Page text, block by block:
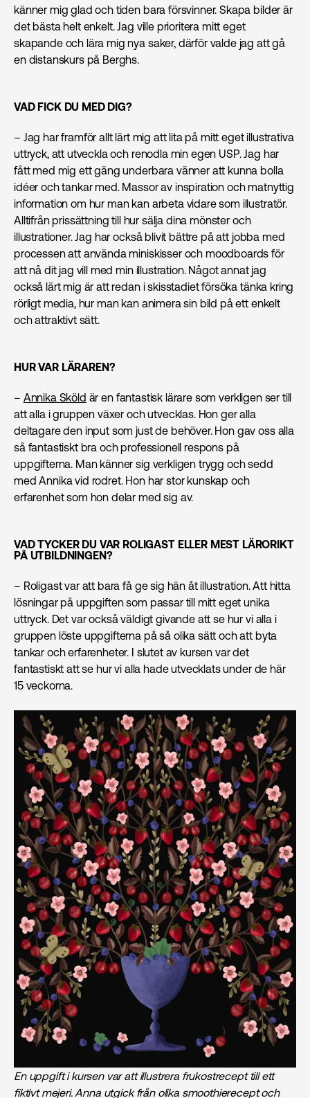
känner mig glad och tiden bara försvinner. Skapa bilder är
det bästa helt enkelt. Jag ville prioritera mitt eget
skapande och lära mig nya saker, därför valde jag att gå
en distanskurs på Berghs.
VAD FICK DU MED DIG?
– Jag har framför allt lärt mig att lita på mitt eget illustrativa
uttryck, att utveckla och renodla min egen USP. Jag har
fått med mig ett gäng underbara vänner att kunna bolla
idéer och tankar med. Massor av inspiration och matnyttig
information om hur man kan arbeta vidare som illustratör.
Alltifrån prissättning till hur sälja dina mönster och
illustrationer. Jag har också blivit bättre på att jobba med
processen att använda miniskisser och moodboards för
att nå dit jag vill med min illustration. Något annat jag
också lärt mig är att redan i skisstadiet försöka tänka kring
rörligt media, hur man kan animera sin bild på ett enkelt
och attraktivt sätt.
HUR VAR LÄRAREN?
– Annika Sköld är en fantastisk lärare som verkligen ser till
att alla i gruppen växer och utvecklas. Hon ger alla
deltagare den input som just de behöver. Hon gav oss alla
så fantastiskt bra och professionell respons på
uppgifterna. Man känner sig verkligen trygg och sedd
med Annika vid rodret. Hon har stor kunskap och
erfarenhet som hon delar med sig av.
VAD TYCKER DU VAR ROLIGAST ELLER MEST LÄRORIKT
PÅ UTBILDNINGEN?
– Roligast var att bara få ge sig hän åt illustration. Att hitta
lösningar på uppgiften som passar till mitt eget unika
uttryck. Det var också väldigt givande att se hur vi alla i
gruppen löste uppgifterna på så olika sätt och att byta
tankar och erfarenheter. I slutet av kursen var det
fantastiskt att se hur vi alla hade utvecklats under de här
15 veckorna.
En uppgift i kursen var att illustrera frukostrecept till ett
fiktivt mejeri. Anna utgick från olika smoothierecept och